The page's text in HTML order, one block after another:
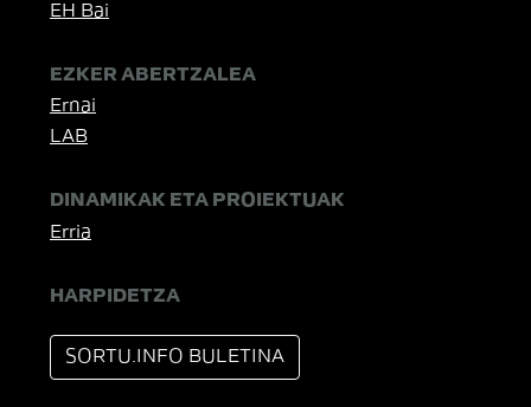
EH Bai
EZKER ABERTZALEA
Ernai
LAB
DINAMIKAK ETA PROIEKTUAK
Erria
HARPIDETZA
SORTU.INFO BULETINA